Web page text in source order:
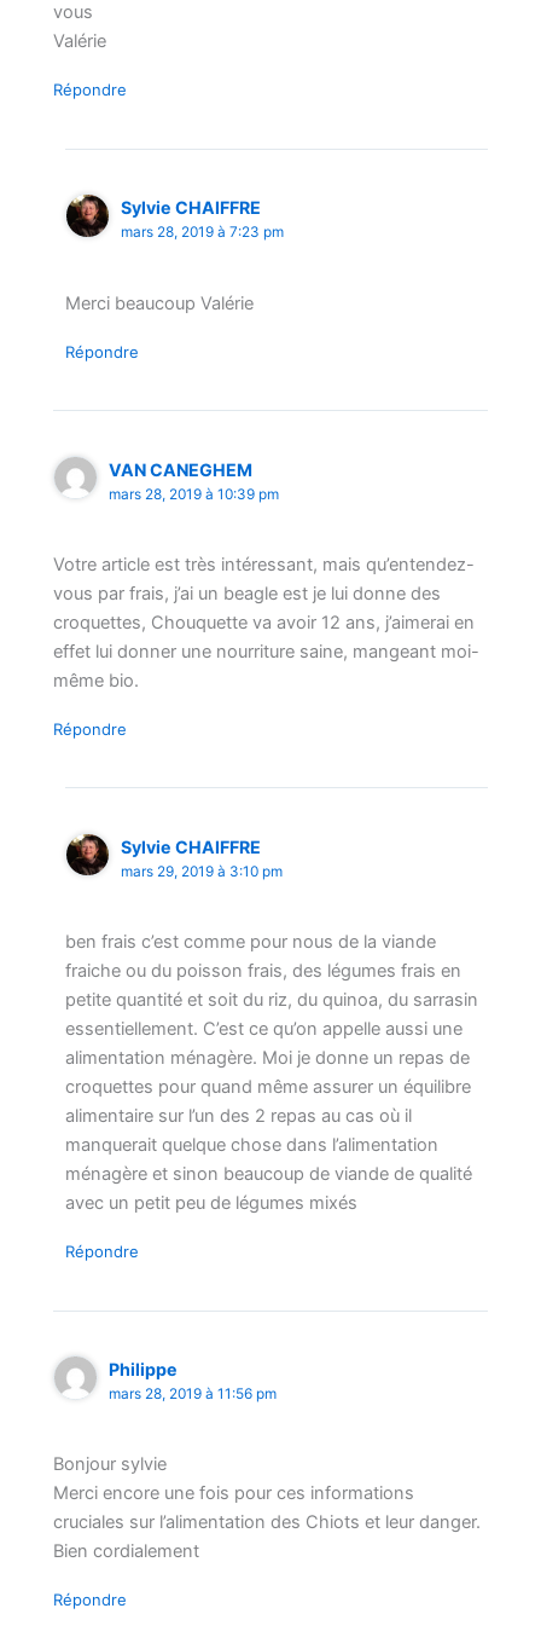
vous
Valérie
Répondre
Sylvie CHAIFFRE
mars 28, 2019 à 7:23 pm
Merci beaucoup Valérie
Répondre
VAN CANEGHEM
mars 28, 2019 à 10:39 pm
Votre article est très intéressant, mais qu’entendez-
vous par frais, j’ai un beagle est je lui donne des
croquettes, Chouquette va avoir 12 ans, j’aimerai en
effet lui donner une nourriture saine, mangeant moi-
même bio.
Répondre
Sylvie CHAIFFRE
mars 29, 2019 à 3:10 pm
ben frais c’est comme pour nous de la viande
fraiche ou du poisson frais, des légumes frais en
petite quantité et soit du riz, du quinoa, du sarrasin
essentiellement. C’est ce qu’on appelle aussi une
alimentation ménagère. Moi je donne un repas de
croquettes pour quand même assurer un équilibre
alimentaire sur l’un des 2 repas au cas où il
manquerait quelque chose dans l’alimentation
ménagère et sinon beaucoup de viande de qualité
avec un petit peu de légumes mixés
Répondre
Philippe
mars 28, 2019 à 11:56 pm
Bonjour sylvie
Merci encore une fois pour ces informations
cruciales sur l’alimentation des Chiots et leur danger.
Bien cordialement
Répondre